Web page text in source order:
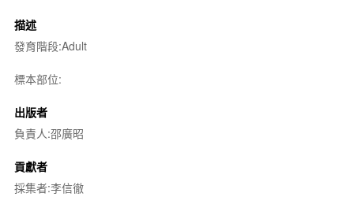
描述
發育階段:Adult
標本部位:
出版者
負責人:邵廣昭
貢獻者
採集者:李信徹